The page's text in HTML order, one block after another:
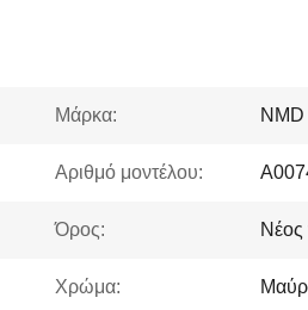
Μάρκα: NMD
Αριθμό μοντέλου:
Όρος: Νέος
Χρώμα: